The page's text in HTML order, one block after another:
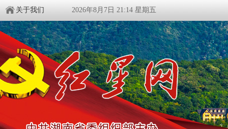
关于我们 2026年8月7日 21:14 星期五